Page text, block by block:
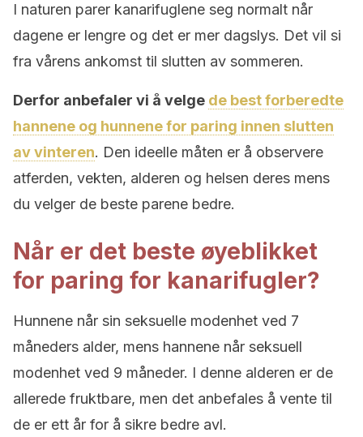
I naturen parer kanarifuglene seg normalt når
dagene er lengre og det er mer dagslys. Det vil si
fra vårens ankomst til slutten av sommeren.
Derfor anbefaler vi å velge de best forberedte
hannene og hunnene for paring innen slutten
av vinteren. Den ideelle måten er å observere
atferden, vekten, alderen og helsen deres mens
du velger de beste parene bedre.
Når er det beste øyeblikket
for paring for kanarifugler?
Hunnene når sin seksuelle modenhet ved 7
måneders alder, mens hannene når seksuell
modenhet ved 9 måneder. I denne alderen er de
allerede fruktbare, men det anbefales å vente til
de er ett år for å sikre bedre avl.